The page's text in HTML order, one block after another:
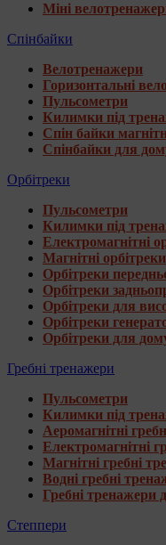
Міні
Спінбайки
Велотренажери
Горизонтальні
Пульсометри
Килимки під
Спін байки
Спінбайки для
Орбітреки
Пульсометри
Килимки під
Електромагнітні
Магнітні орбітреки
Орбітреки
Орбітреки
Орбітреки для
Орбітреки
Орбітреки для
Гребні тренажери
Пульсометри
Килимки під
Аеромагнітні
Електромагнітні
Магнітні гребні
Водні гребні
Гребні тренажери
Степпери